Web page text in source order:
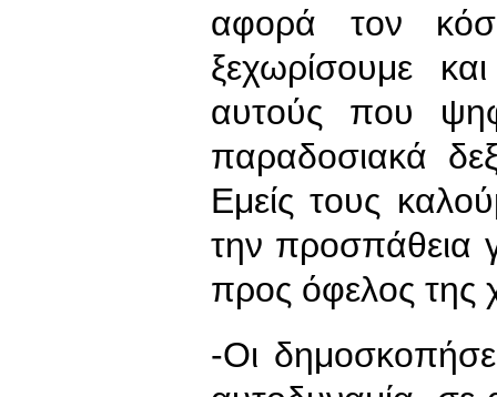
αφορά τον
ξεχωρίσουμε
αυτούς που
παραδοσιακά
Εμείς τους
την προσπάθεια
προς όφελος της
-Οι